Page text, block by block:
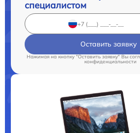
специалистом
Оставить заявку
Нажимая на кнопку "Оставить заявку" Вы
конфиденциальности